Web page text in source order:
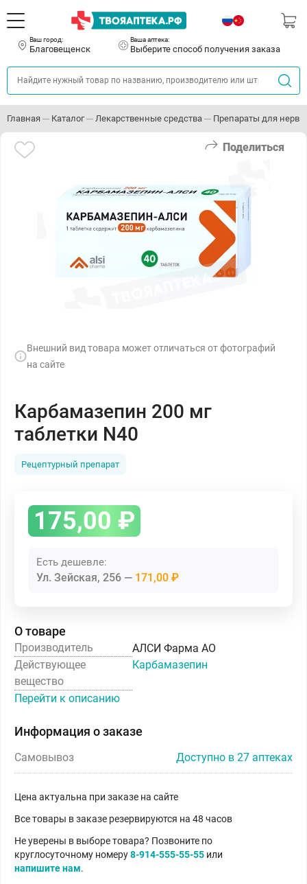
Ваш город:
Благовещенск
Ваша аптека:
Выберите способ получения заказа
Главная Каталог Лекарственные средства Препараты для
Поделиться
Внешний вид товара может отличаться от фотографий
на сайте
Карбамазепин 200 мг
таблетки N40
Рецептурный препарат
175,00 ₽
Есть дешевле:
Ул. Зейская, 256 171,00 ₽
О товаре
Производитель
АЛСИ Фарма АО
Действующее
вещество
Карбамазепин
Перейти к описанию
Информация о заказе
Самовывоз Доступно в 27 аптеках
Цена актуальна при заказе на сайте
Все товары в заказе резервируются на 48 часов
Не уверены в выборе товара? Позвоните по
круглосуточному номеру8-914-555-55-55 или
напишите нам.